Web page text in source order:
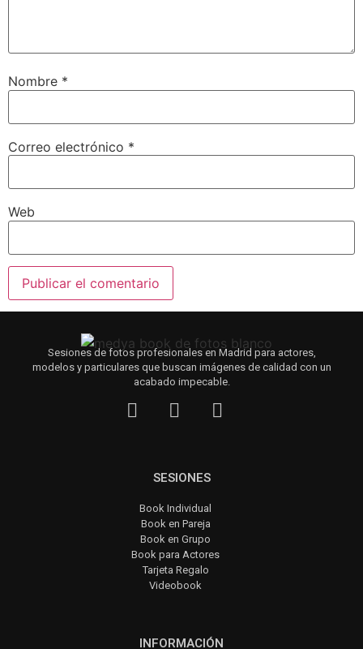
Nombre *
Correo electrónico *
Web
Sesiones de fotos profesionales en Madrid para actores,
modelos y particulares que buscan imágenes de calidad con un
acabado impecable.
SESIONES
Book Individual
Book en Pareja
Book en Grupo
Book para Actores
Tarjeta Regalo
Videobook
INFORMACIÓN